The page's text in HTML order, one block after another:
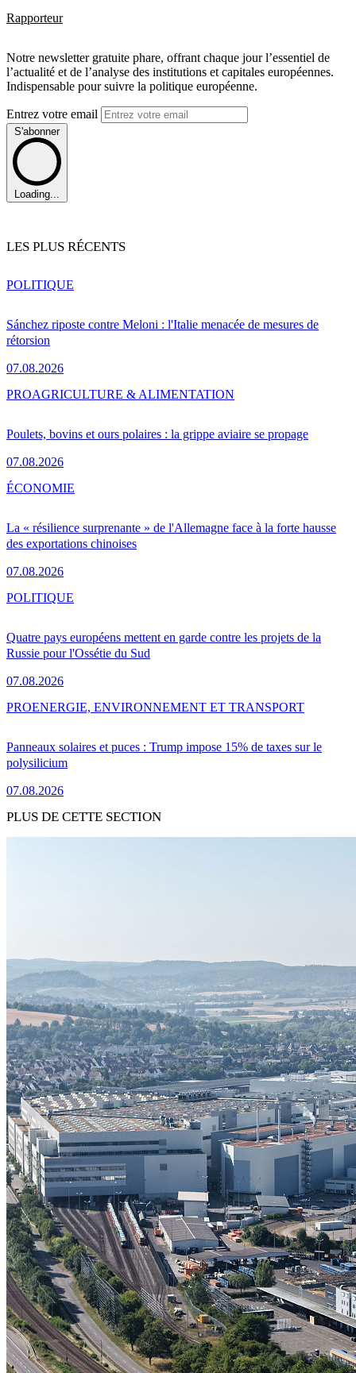
Rapporteur
Notre newsletter gratuite phare, offrant chaque jour l’essentiel de
l’actualité et de l’analyse des institutions et capitales européennes.
Indispensable pour suivre la politique européenne.
Entrez votre email
S'abonner
Loading...
LES PLUS RÉCENTS
Sánchez riposte contre Meloni : l'Italie menacée de mesures de
rétorsion
07.08.2026
POLITIQUE
Poulets, bovins et ours polaires : la grippe aviaire se propage
07.08.2026
PROAGRICULTURE & ALIMENTATION
La « résilience surprenante » de l'Allemagne face à la forte hausse
des exportations chinoises
07.08.2026
ÉCONOMIE
Quatre pays européens mettent en garde contre les projets de la
Russie pour l'Ossétie du Sud
07.08.2026
POLITIQUE
Panneaux solaires et puces : Trump impose 15% de taxes sur le
polysilicium
07.08.2026
PROENERGIE, ENVIRONNEMENT ET TRANSPORT
PLUS DE CETTE SECTION